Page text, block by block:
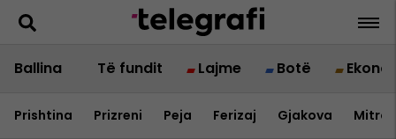
Ballina Të fundit Lajme Botë
Prishtina Prizreni Peja Ferizaj Gjakova